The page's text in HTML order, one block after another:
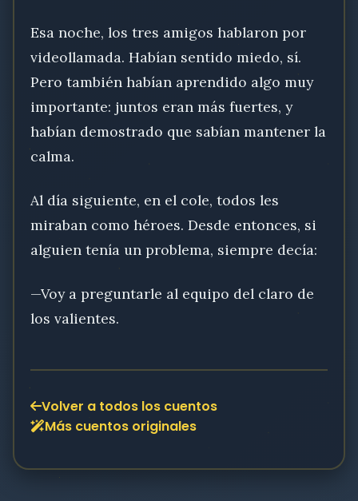
Esa noche, los tres amigos hablaron por
videollamada. Habían sentido miedo, sí.
Pero también habían aprendido algo muy
importante: juntos eran más fuertes, y
habían demostrado que sabían mantener la
calma.
Al día siguiente, en el cole, todos les
miraban como héroes. Desde entonces, si
alguien tenía un problema, siempre decía:
—Voy a preguntarle al equipo del claro de
los valientes.
Volver a todos los cuentos
Más cuentos originales